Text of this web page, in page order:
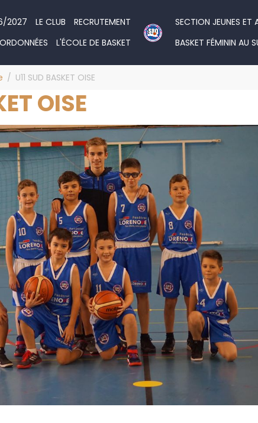
2027 LE CLUB
RECRUTEMENT
L'ÉCOLE DE BASKET
SECTION JEUNES ET
BASKET FÉMININ AU
U11 SUD BASKET OISE
OISE